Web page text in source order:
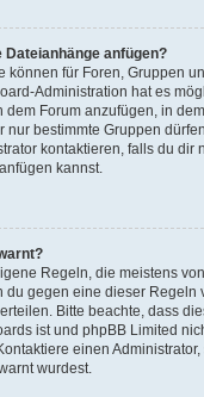
anfügen?
können für Foren, Gruppen
Administration hat es
Forum anzufügen, in
nur bestimmte Gruppen
kontaktieren, falls du dir
kannst.
Regeln, die meistens
du gegen eine dieser Regeln
Bitte beachte, dass
ist und phpBB Limited
einen
wurdest.